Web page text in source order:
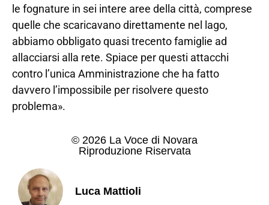
le fognature in sei intere aree della città, comprese
quelle che scaricavano direttamente nel lago,
abbiamo obbligato quasi trecento famiglie ad
allacciarsi alla rete. Spiace per questi attacchi
contro l’unica Amministrazione che ha fatto
davvero l’impossibile per risolvere questo
problema».
© 2026 La Voce di Novara
Riproduzione Riservata
Luca Mattioli